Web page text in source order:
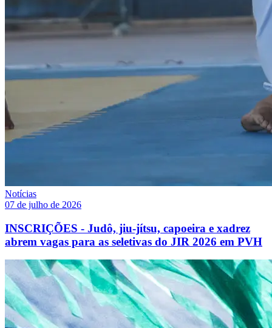
Notícias
07 de julho de 2026
INSCRIÇÕES - Judô, jiu-jítsu, capoeira e xadrez
abrem vagas para as seletivas do JIR 2026 em PVH